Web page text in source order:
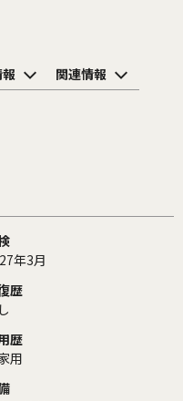
関連情報
年3月
歴
歴
用